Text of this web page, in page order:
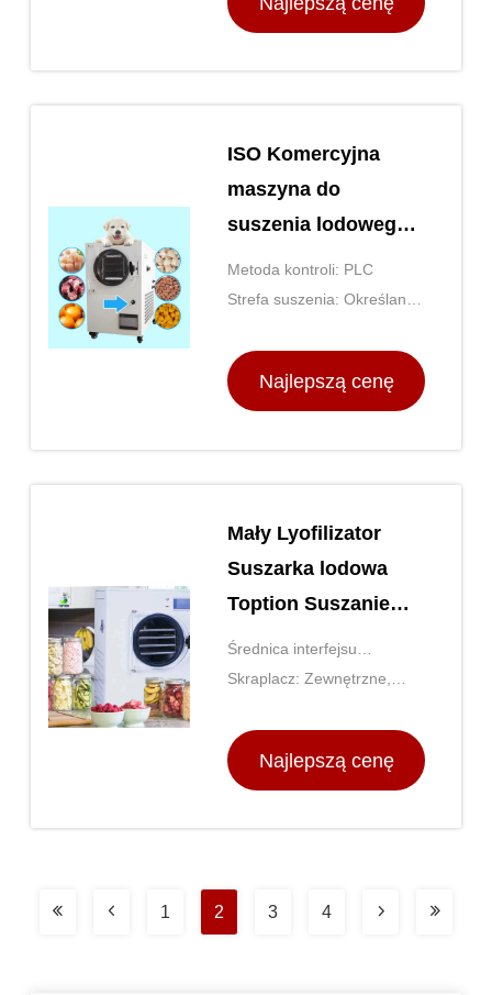
ISO Komercyjna
maszyna do
suszenia lodowego
do mięsa, owoców i
warzyw
Metoda kontroli: PLC
Strefa suszenia: Określane
Najlepszą cenę
Mały Lyofilizator
Suszarka lodowa
Toption Suszanie
lodowe i liofilizacja
Średnica interfejsu
powietrza: DN50
Skraplacz: Zewnętrzne,
Najlepszą cenę
1 2 3 4